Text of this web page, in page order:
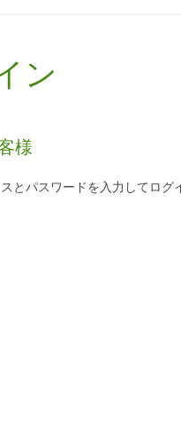
ン
様
とパスワードを入力してログ